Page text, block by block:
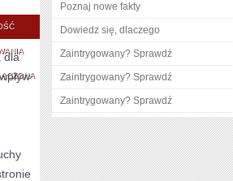
AUGMENTYKA
dla
Poznaj nowe fakty
Dowiedz się, dlaczego
Zaintrygowany? Sprawdź
Zaintrygowany? Sprawdź
Zaintrygowany? Sprawdź